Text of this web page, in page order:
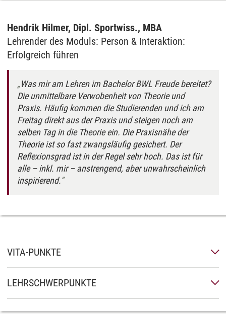
Hendrik Hilmer, Dipl. Sportwiss., MBA
Lehrender des Moduls: Person & Interaktion:
Erfolgreich führen
Was mir am Lehren im Bachelor BWL Freude bereitet?
Die unmittelbare Verwobenheit von Theorie und
Praxis. Häufig kommen die Studierenden und ich am
Freitag direkt aus der Praxis und steigen noch am
selben Tag in die Theorie ein. Die Praxisnähe der
Theorie ist so fast zwangsläufig gesichert. Der
Reflexionsgrad ist in der Regel sehr hoch. Das ist für
alle – inkl. mir – anstrengend, aber unwahrscheinlich
inspirierend.
VITA-PUNKTE
LEHRSCHWERPUNKTE